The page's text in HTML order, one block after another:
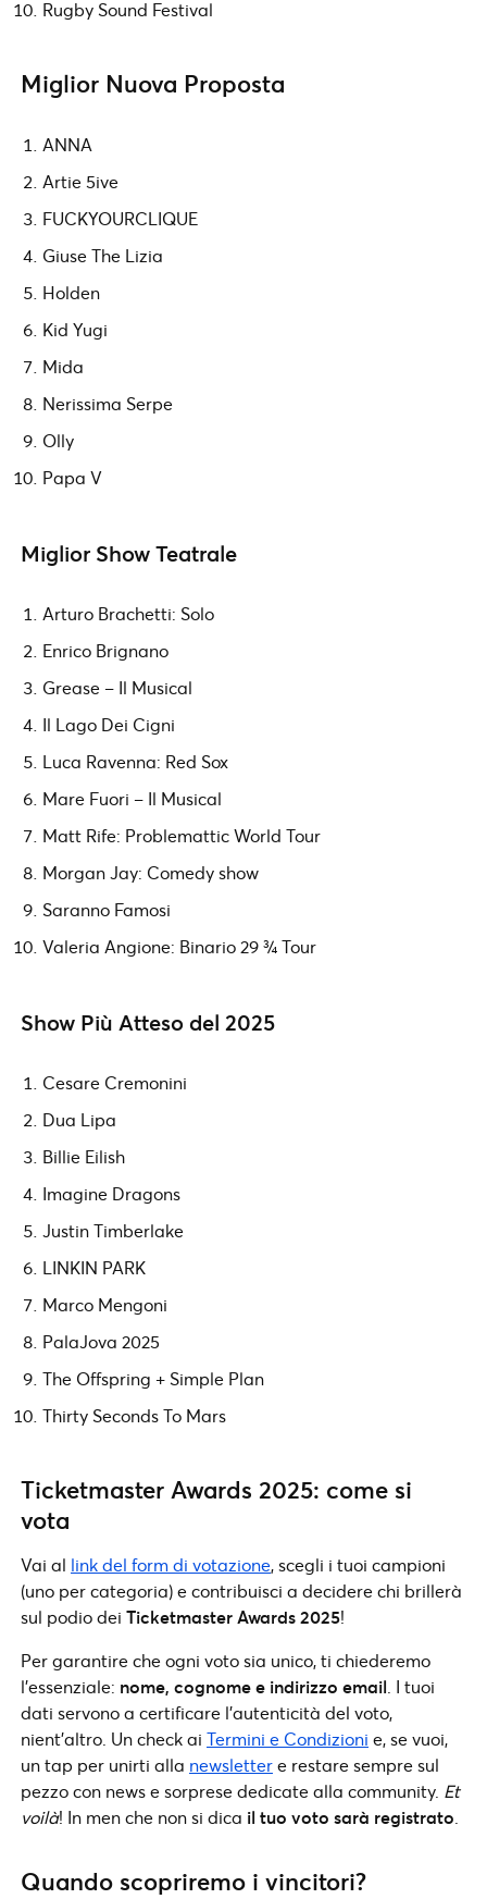
Rugby Sound Festival
Miglior Nuova Proposta
ANNA
Artie 5ive
FUCKYOURCLIQUE
Giuse The Lizia
Holden
Kid Yugi
Mida
Nerissima Serpe
Olly
Papa V
Miglior Show Teatrale
Arturo Brachetti: Solo
Enrico Brignano
Grease – Il Musical
Il Lago Dei Cigni
Luca Ravenna: Red Sox
Mare Fuori – Il Musical
Matt Rife: Problemattic World Tour
Morgan Jay: Comedy show
Saranno Famosi
Valeria Angione: Binario 29 ¾ Tour
Show Più Atteso del 2025
Cesare Cremonini
Dua Lipa
Billie Eilish
Imagine Dragons
Justin Timberlake
LINKIN PARK
Marco Mengoni
PalaJova 2025
The Offspring + Simple Plan
Thirty Seconds To Mars
Ticketmaster Awards 2025: come si
vota
Vai al link del form di votazione, scegli i tuoi campioni
(uno per categoria) e contribuisci a decidere chi brillerà
sul podio dei Ticketmaster Awards 2025!
Per garantire che ogni voto sia unico, ti chiederemo
l’essenziale: nome, cognome e indirizzo email. I tuoi
dati servono a certificare l’autenticità del voto,
nient’altro. Un check ai Termini e Condizioni e, se vuoi,
un tap per unirti alla newslettere restare sempre sul
pezzo con news e sorprese dedicate alla community. Et
voilà! In men che non si dica il tuo voto sarà registrato.
Quando scopriremo i vincitori?